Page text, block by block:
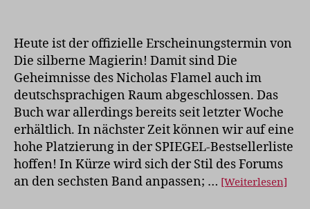
Magierin
ist
da!
Heute ist der offizielle Erscheinungstermin von
Die silberne Magierin! Damit sind Die
Geheimnisse des Nicholas Flamel auch im
deutschsprachigen Raum abgeschlossen. Das
Buch war allerdings bereits seit letzter Woche
erhältlich. In nächster Zeit können wir auf eine
hohe Platzierung in der SPIEGEL-Bestsellerliste
hoffen! In Kürze wird sich der Stil des Forums
an den sechsten Band anpassen; … [Weiterlesen]